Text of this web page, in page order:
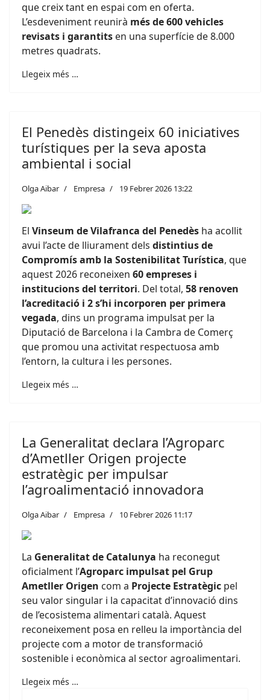
que creix tant en espai com en oferta.
L’esdeveniment reunirà més de 600 vehicles
revisats i garantits en una superfície de 8.000
metres quadrats.
Llegeix més …
El Penedès distingeix 60 iniciatives
turístiques per la seva aposta
ambiental i social
Olga Aibar Empresa 19 Febrer 2026 13:22
El Vinseum de Vilafranca del Penedès ha acollit
avui l’acte de lliurament dels distintius de
Compromís amb la Sostenibilitat Turística, que
aquest 2026 reconeixen 60 empreses i
institucions del territori. Del total, 58 renoven
l’acreditació i 2 s’hi incorporen per primera
vegada, dins un programa impulsat per la
Diputació de Barcelona i la Cambra de Comerç
que promou una activitat respectuosa amb
l’entorn, la cultura i les persones.
Llegeix més …
La Generalitat declara l’Agroparc
d’Ametller Origen projecte
estratègic per impulsar
l’agroalimentació innovadora
Olga Aibar Empresa 10 Febrer 2026 11:17
La Generalitat de Catalunya ha reconegut
oficialment l’Agroparc impulsat pel Grup
Ametller Origen com a Projecte Estratègic pel
seu valor singular i la capacitat d’innovació dins
de l’ecosistema alimentari català. Aquest
reconeixement posa en relleu la importància del
projecte com a motor de transformació
sostenible i econòmica al sector agroalimentari.
Llegeix més …